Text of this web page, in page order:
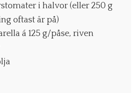
i halvor (eller 250 g
oftast är på)
á 125 g/påse, riven